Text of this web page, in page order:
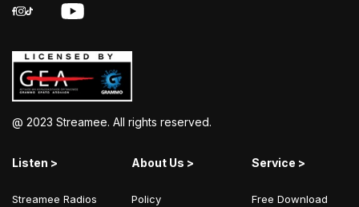
@ 2023 Streamee. All rights reserved.
Listen >
Streamee Radios
About Us >
Policy
Service >
Free Download